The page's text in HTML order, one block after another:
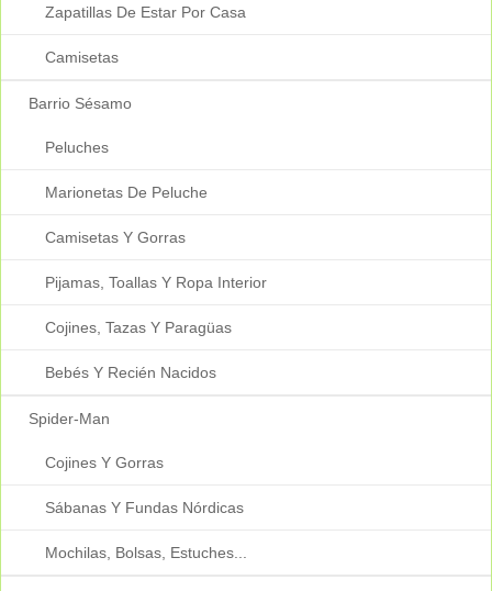
Zapatillas De Estar Por Casa
Camisetas
Barrio Sésamo
Peluches
Marionetas De Peluche
Camisetas Y Gorras
Pijamas, Toallas Y Ropa Interior
Cojines, Tazas Y Paragüas
Bebés Y Recién Nacidos
Spider-Man
Cojines Y Gorras
Sábanas Y Fundas Nórdicas
Mochilas, Bolsas, Estuches...